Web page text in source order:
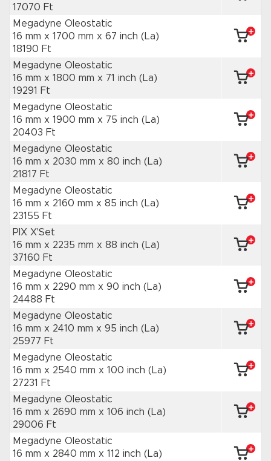
17070 Ft
Megadyne Oleostatic
16 mm x 1700 mm x 67 inch (La)
18190 Ft
Megadyne Oleostatic
16 mm x 1800 mm x 71 inch (La)
19291 Ft
Megadyne Oleostatic
16 mm x 1900 mm x 75 inch (La)
20403 Ft
Megadyne Oleostatic
16 mm x 2030 mm x 80 inch (La)
21817 Ft
Megadyne Oleostatic
16 mm x 2160 mm x 85 inch (La)
23155 Ft
PIX X'Set
16 mm x 2235 mm x 88 inch (La)
37160 Ft
Megadyne Oleostatic
16 mm x 2290 mm x 90 inch (La)
24488 Ft
Megadyne Oleostatic
16 mm x 2410 mm x 95 inch (La)
25977 Ft
Megadyne Oleostatic
16 mm x 2540 mm x 100 inch (La)
27231 Ft
Megadyne Oleostatic
16 mm x 2690 mm x 106 inch (La)
29006 Ft
Megadyne Oleostatic
16 mm x 2840 mm x 112 inch (La)